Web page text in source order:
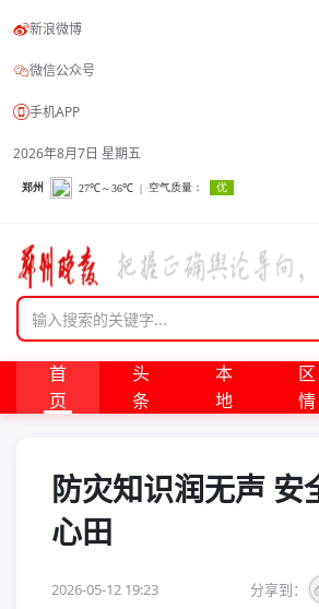
新浪微博
微信公众号
手机APP
2026年8月7日 星期五
首
页
头
条
本
地
区
情
防灾知识润无声 安
心田
2026-05-12 19:23 分享到：